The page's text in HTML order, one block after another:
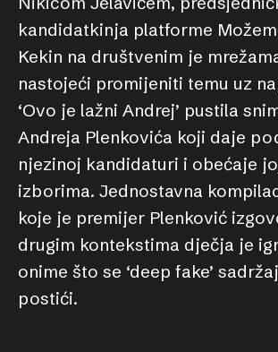
kandidatkinja platforme
Kekin na društvenim je
nastojeći promijeniti temu uz
‘Ovo je lažni Andrej’ pustila
Andreja Plenkovića koji daje
njezinoj kandidaturi i obećaje
izborima. Jednostavna
koje je premijer Plenković
drugim kontekstima dječja je
onime što se ‘deep fake’
postići.